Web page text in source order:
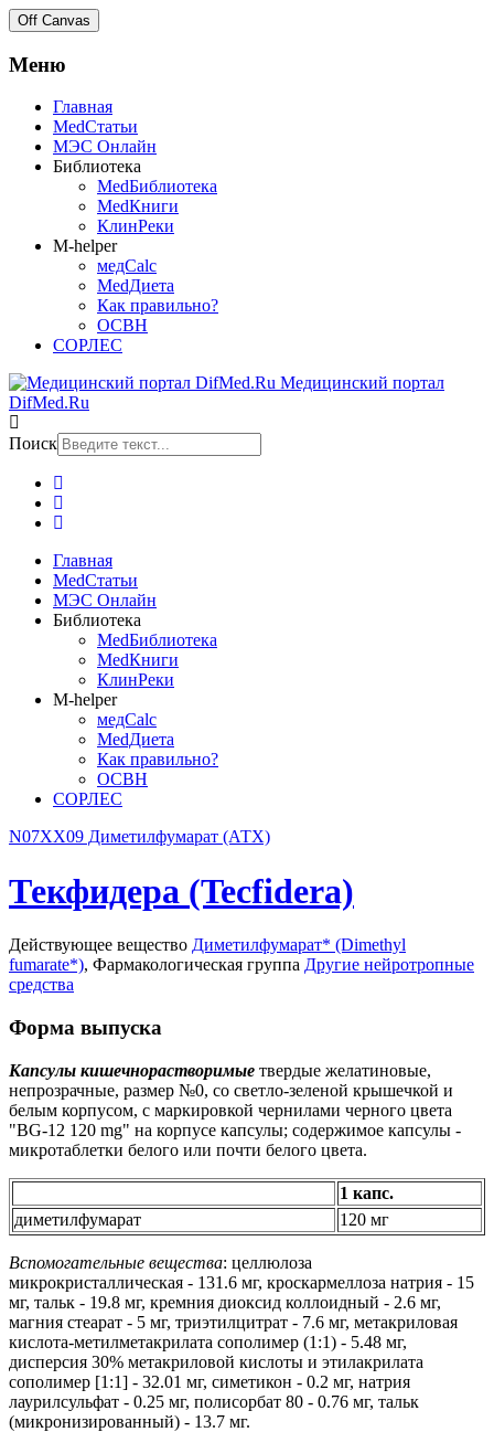
Off Canvas
Меню
Главная
MedСтатьи
МЭС Онлайн
Библиотека
MedБиблиотека
MedКниги
КлинРеки
M-helper
медCalc
MedДиета
Как правильно?
ОСВН
СОРЛЕС
Медицинский портал
DifMed.Ru
Поиск
Главная
MedСтатьи
МЭС Онлайн
Библиотека
MedБиблиотека
MedКниги
КлинРеки
M-helper
медCalc
MedДиета
Как правильно?
ОСВН
СОРЛЕС
N07XX09 Диметилфумарат (АТХ)
Текфидера (Tecfidera)
Действующее вещество Диметилфумарат* (Dimethyl
fumarate*), Фармакологическая группа Другие нейротропные
средства
Форма выпуска
Капсулы кишечнорастворимые твердые желатиновые,
непрозрачные, размер №0, со светло-зеленой крышечкой и
белым корпусом, с маркировкой чернилами черного цвета
"BG-12 120 mg" на корпусе капсулы; содержимое капсулы -
микротаблетки белого или почти белого цвета.
1 капс.
диметилфумарат
120 мг
Вспомогательные вещества: целлюлоза
микрокристаллическая - 131.6 мг, кроскармеллоза натрия - 15
мг, тальк - 19.8 мг, кремния диоксид коллоидный - 2.6 мг,
магния стеарат - 5 мг, триэтилцитрат - 7.6 мг, метакриловая
кислота-метилметакрилата сополимер (1:1) - 5.48 мг,
дисперсия 30% метакриловой кислоты и этилакрилата
сополимер [1:1] - 32.01 мг, симетикон - 0.2 мг, натрия
лаурилсульфат - 0.25 мг, полисорбат 80 - 0.76 мг, тальк
(микронизированный) - 13.7 мг.